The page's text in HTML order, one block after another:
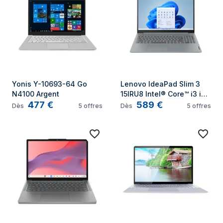
Yonis Y-10693-64 Go
N4100 Argent
Dès 477 € 5 offres
Lenovo IdeaPad Slim 3
15IRU8 Intel® Core™ i3 i3-
1315U Ordinateur portable
Go UFS Wi-Fi 6 (802.11ax)
Français Gris
Dès 589 € 5 offres